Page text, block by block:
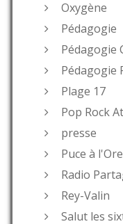
Oxygène
Pédagogie
Pédagogie
Pédagogie
Plage 17
Pop Rock
presse
Puce à
Radio
Rey-Valin
Salut les